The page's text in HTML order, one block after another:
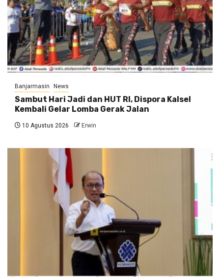
Banjarmasin News
Sambut Hari Jadi dan HUT RI, Dispora Kalsel
Kembali Gelar Lomba Gerak Jalan
10 Agustus 2026 Erwin